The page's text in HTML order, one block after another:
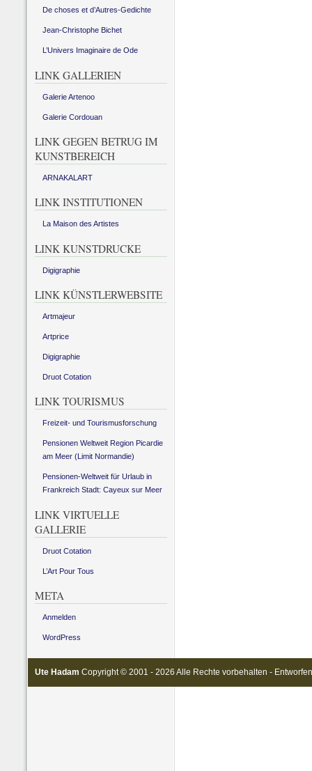
De choses et d’Autres-Gedichte
Jean-Christophe Bichet
L’Univers Imaginaire de Ode
LINK GALLERIEN
Galerie Artenoo
Galerie Cordouan
LINK GEGEN BETRUG IM
KUNSTBEREICH
ARNAKALART
LINK INSTITUTIONEN
La Maison des Artistes
LINK KUNSTDRUCKE
Digigraphie
LINK KÜNSTLERWEBSITE
Artmajeur
Artprice
Digigraphie
Druot Cotation
LINK TOURISMUS
Freizeit- und Tourismusforschung
Pensionen Weltweit Region Picardie
am Meer (Limit Normandie)
Pensionen-Weltweit für Urlaub in
Frankreich Stadt: Cayeux sur Meer
LINK VIRTUELLE
GALLERIE
Druot Cotation
L’Art Pour Tous
META
Anmelden
WordPress
Ute Hadam Copyright © 2001 - 2026 Alle Rechte vorbehalten -